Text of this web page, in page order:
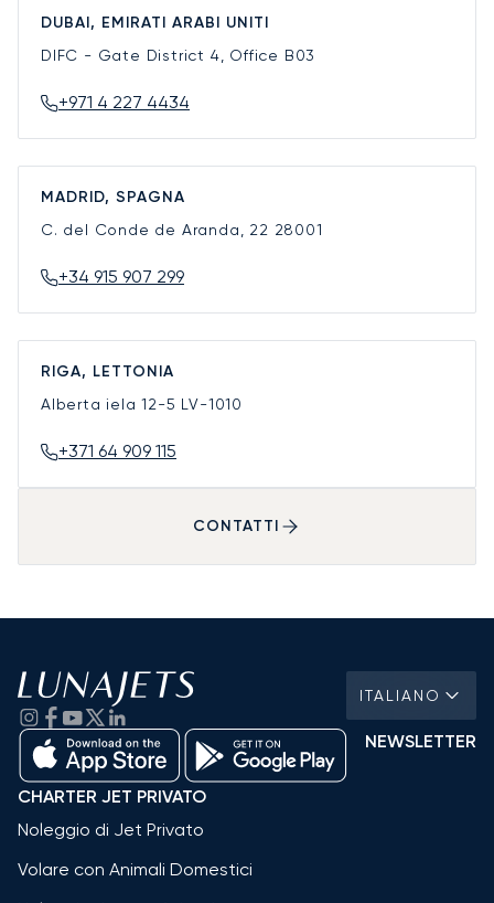
DUBAI, EMIRATI ARABI UNITI
DIFC - Gate District 4, Office B03
+971 4 227 4434
MADRID, SPAGNA
C. del Conde de Aranda, 22 28001
+34 915 907 299
RIGA, LETTONIA
Alberta iela 12-5 LV-1010
+371 64 909 115
CONTATTI
ITALIANO
NEWSLETTER
CHARTER JET PRIVATO
Noleggio di Jet Privato
Volare con Animali Domestici